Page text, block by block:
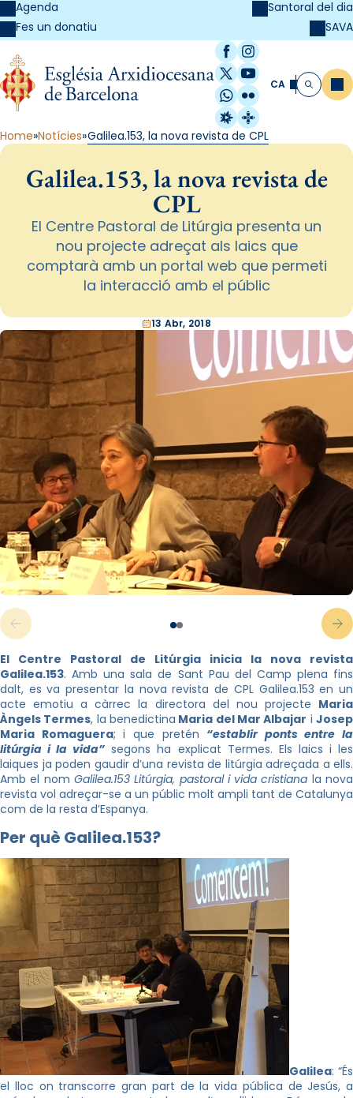
Agenda
Fes un donatiu
Santoral del dia
SAVA
Facebook
Instagram
X / Twitter
YouTube
WhatsApp
Flickr
Radio Estel
Catalunya
CA Cerca
Home Notícies Galilea.153, la nova revista de CPL
Galilea.153, la nova revista de
CPL
El Centre Pastoral de Litúrgia presenta un
nou projecte adreçat als laics que
comptarà amb un portal web que permeti
la interacció amb el públic
13 Abr, 2018
El Centre Pastoral de Litúrgia inicia la nova revista
Galilea.153. Amb una sala de Sant Pau del Camp plena fins
dalt, es va presentar la nova revista de CPL Galilea.153 en un
acte emotiu a càrrec la directora del nou projecte Maria
Àngels Termes, la benedictina Maria del Mar Albajar iJosep
Maria Romaguera; i que pretén “establir ponts entre la
litúrgia i la vida” segons ha explicat Termes. Els laics i les
laiques ja poden gaudir d’una revista de litúrgia adreçada a ells.
Amb el nom Galilea.153 Litúrgia, pastoral i vida cristiana la nova
revista vol adreçar-se a un públic molt ampli tant de Catalunya
com de la resta d’Espanya.
Per què Galilea.153?
Galilea: “És
el lloc on transcorre gran part de la vida pública de Jesús, a